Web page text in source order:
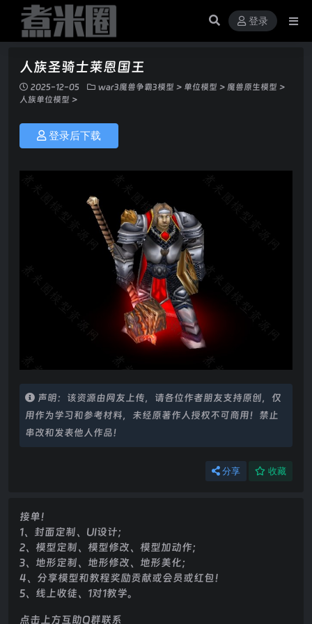
登录
人族圣骑士莱恩国王
2025-12-05 war3魔兽争霸3模型 > 单位模型 > 魔兽原生模型 >
人族单位模型 >
登录后下载
声明：该资源由网友上传，请各位作者朋友支持原创，仅
用作为学习和参考材料，未经原著作人授权不可商用！禁止
串改和发表他人作品！
分享 收藏
接单！
1、封面定制、UI设计；
2、模型定制、模型修改、模型加动作；
3、地形定制、地形修改、地形美化；
4、分享模型和教程奖励贡献或会员或红包！
5、线上收徒、1对1教学。
点击上方互助Q群联系